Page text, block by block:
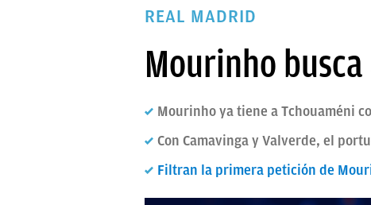
REAL MADRID
Mourinho
Mourinho ya tiene a Tchouaméni
Con Camavinga y Valverde, el
Filtran la primera petición de